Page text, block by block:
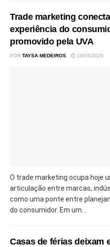
Trade marketing
experiência do
promovido pela UVA
POR TAYSA MEDEIROS 19/05/2026
O trade marketing ocupa hoje
articulação entre marcas,
como uma ponte entre
do consumidor. Em um...
Casas de férias deixam